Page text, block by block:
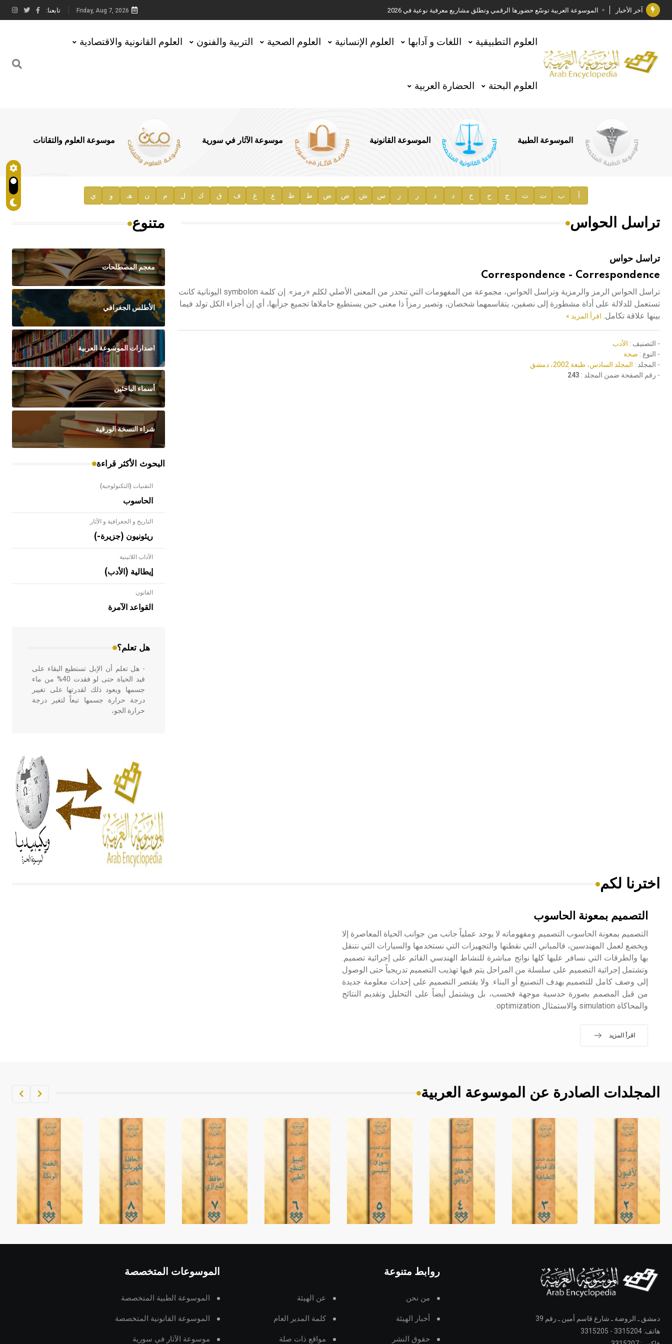
آخر الأخبار الموسوعة العربية توسّع حضورها الرقمي وتطلق مشاريع معرفية نوعية في 2026
جائزة مجمع الملك سلمان العالمي للغة العربية 2025
الأستاذ إياد خالد الطباع مدير عام لهيئة الموسوعة العربية
السيد محمد ياسين صالح وزيرا للثقافة
توصيات مجلس الإدارة
صدور المجلد السابع من موسوعة الآثار في سورية
إعلان..
هيئة الموسوعة العربية تطلق موسوعات جديدة في عام 2026
Friday, Aug 7, 2026 تابعنا:
العلوم التطبيقية اللغات و آدابها العلوم الإنسانية العلوم الصحية التربية والفنون العلوم القانونية والاقتصادية
العلوم البحتة الحضارة العربية
الموسوعة الطبية الموسوعة القانونية موسوعة الآثار في سورية موسوعة العلوم والتقانات
أ ب ت ث ج ح خ د ذ ر ز س ش ص ض ط ظ ع غ ف ق ك ل م ن هـ و ي
تراسل الحواس
تراسل حواس
Correspondence - Correspondence
تراسل الحواس الرمز والرمزية وتراسل الحواس، مجموعة من المفهومات التي تنحدر من المعنى الأصلي لكلم «رمز». إن كلمة symbolon اليونانية كانت
تستعمل للدلالة على أداة مشطورة إلى نصفين، يتقاسمهما شخصان، وتصير رمزاً ذا معنى حين يستطيع حاملاها تجميع جزأيها، أي إن أجزاء الكل تولد فيما
بينها علاقة تكامل. اقرأ المزيد »
- التصنيف : الأدب
- النوع : صحة
- المجلد : المجلد السادس، طبعة 2002، دمشق
- رقم الصفحة ضمن المجلد : 243
متنوع
معجم المصطلحات
الأطلس الجغرافي
اصدارات الموسوعة العربية
أسماء الباحثين
شراء النسخة الورقية
البحوث الأكثر قراءة
التقنيات (التكنولوجية)
الحاسوب
التاريخ و الجغرافية و الآثار
ريئونيون (جزيرة-)
الآداب اللاتينية
إيطالية (الأدب)
القانون
القواعد الآمرة
هل تعلم؟
- هل تعلم أن الأبلق نوع من الفنون
الهندسية التي ارتبطت بالعمارة الإسلامية
في بلاد الشام ومصر خاصة، حيث يحرص
- هل تعلم أن الإبل تستطيع البقاء على
قيد الحياة حتى لو فقدت 40% من ماء
جسمها ويعود ذلك لقدرتها على تغيير
درجة حرارة جسمها تبعاً لتغير درجة
حرارة الجو،
أربعة مؤلفات هي: الحكم، الأدلة، تنظيم
التغذية، ورسالته في جروح الرأس.
ويعود له الفضل بأنه حرر الطب من
الدين والفلسفة.
- هل تعلم أن المرجان إفراز حيواني
يتكون في البحر ويتركب من مادة
كربونات الكلسيوم، وهو أحمر أو شديد
الحمرة وهو أجود أنواعه، ويمتاز بكبر
الحجم ويسمى الش
اخترنا لكم
التصميم بمعونة الحاسوب
التصميم بمعونة الحاسوب التصميم ومفهوماته لا يوجد عملياً جانب من جوانب الحياة المعاصرة إلا
ويخضع لعمل المهندسين، فالمباني التي نقطنها والتجهيزات التي نستخدمها والسيارات التي نتنقل
بها والطرقات التي نسافر عليها كلها نواتج مباشرة للنشاط الهندسي القائم على إجرائية تصميم.
وتشتمل إجرائية التصميم على سلسلة من المراحل يتم فيها تهذيب التصميم تدريجياً حتى الوصول
إلى وصف كامل للتصميم بهدف التصنيع أو البناء. ولا يقتصر التصميم على إحداث معلومة جديدة
من قبل المصمم بصورة حدسية موجهة فحسب، بل ويشتمل أيضاً على التحليل وتقديم النتائج
والمحاكاة simulation والاستمثال optimization.
اقرأ المزيد
المجلدات الصادرة عن الموسوعة العربية
دمشق ـ الروضة ـ شارع قاسم أمين ـ رقم 39
هاتف: 3315204 - 3315205
روابط متنوعة
من نحن عن الهيئة
أخبار الهيئة كلمة المدير العام
حقوق النشر مواقع ذات صلة
الموسوعات المتخصصة
الموسوعة الطبية المتخصصة
الموسوعة القانونية المتخصصة
موسوعة الآثار في سورية